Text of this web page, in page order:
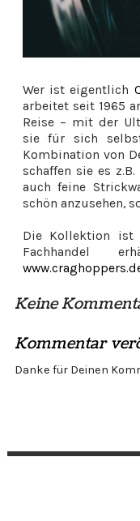
Wer ist eigentlich
arbeitet seit 1965
Reise – mit der
sie für sich
Kombination von
schaffen sie es
auch feine
schön anzusehen,
Die Kollektion ist
Fachhandel
Keine
Kommentar
Danke für Deinen